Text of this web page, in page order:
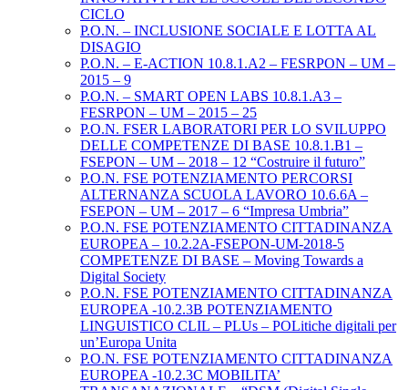
CICLO
P.O.N. – INCLUSIONE SOCIALE E LOTTA AL
DISAGIO
P.O.N. – E-ACTION 10.8.1.A2 – FESRPON – UM –
2015 – 9
P.O.N. – SMART OPEN LABS 10.8.1.A3 –
FESRPON – UM – 2015 – 25
P.O.N. FSER LABORATORI PER LO SVILUPPO
DELLE COMPETENZE DI BASE 10.8.1.B1 –
FSEPON – UM – 2018 – 12 “Costruire il futuro”
P.O.N. FSE POTENZIAMENTO PERCORSI
ALTERNANZA SCUOLA LAVORO 10.6.6A –
FSEPON – UM – 2017 – 6 “Impresa Umbria”
P.O.N. FSE POTENZIAMENTO CITTADINANZA
EUROPEA – 10.2.2A-FSEPON-UM-2018-5
COMPETENZE DI BASE – Moving Towards a
Digital Society
P.O.N. FSE POTENZIAMENTO CITTADINANZA
EUROPEA -10.2.3B POTENZIAMENTO
LINGUISTICO CLIL – PLUs – POLitiche digitali per
un’Europa Unita
P.O.N. FSE POTENZIAMENTO CITTADINANZA
EUROPEA -10.2.3C MOBILITA’